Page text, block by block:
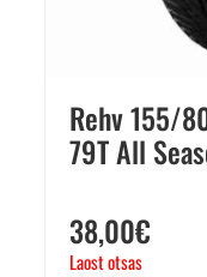
Rehv 155/
79T All
38,00€
Laost otsas